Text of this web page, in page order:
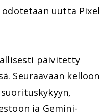
uutta Pixel
päivitetty
Seuraavaan kelloon
ja Gemini-